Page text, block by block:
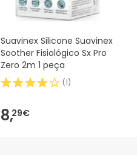
Suavinex Silicone Suavinex
Soother Fisiológico Sx Pro
Zero 2m 1 peça
(1)
8,29€